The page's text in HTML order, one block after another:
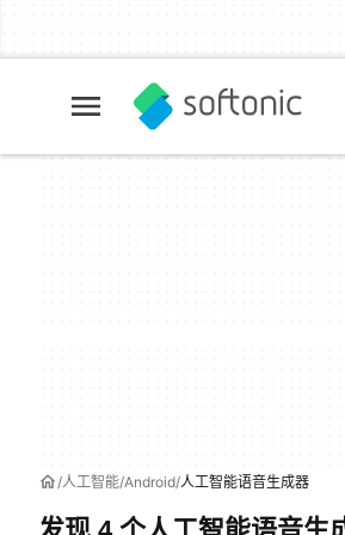
人工智能 Android 人工智能语音生成器